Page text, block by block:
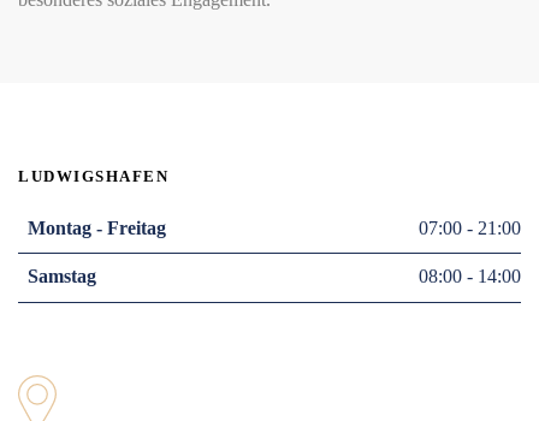
LUDWIGSHAFEN
Montag - Freitag 07:00 - 21:00
Samstag 08:00 - 14:00